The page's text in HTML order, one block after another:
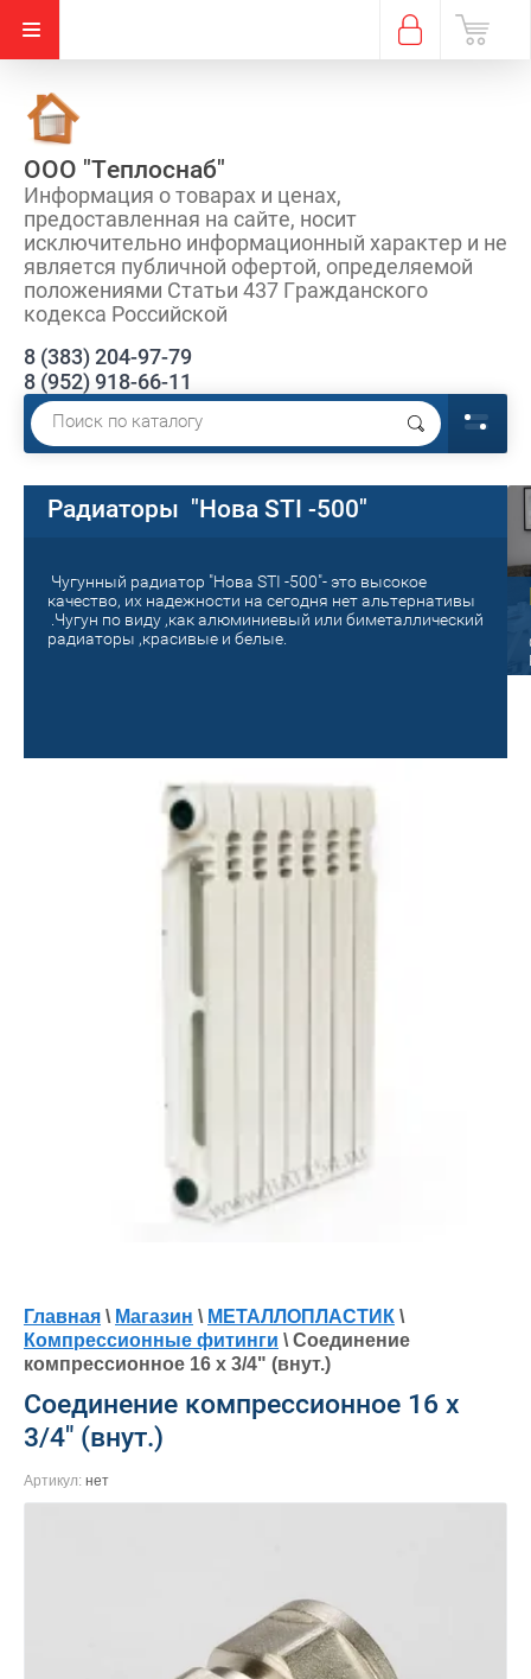
ООО "Теплоснаб"
Информация о товарах и ценах,
предоставленная на сайте, носит
исключительно информационный характер и не
является публичной офертой, определяемой
положениями Статьи 437 Гражданского
кодекса Российской
8 (383) 204-97-79
8 (952) 918-66-11
Радиаторы "Нова STI -500"
Чугунный радиатор "Нова STI -500"- это высокое
качество, их надежности на сегодня нет альтернативы
.Чугун по виду ,как алюминиевый или биметаллический
радиаторы ,красивые и белые.
Старый на новый!
Поменяй на новое отопление! Сделай
Главная \ Магазин \ МЕТАЛЛОПЛАСТИК \
Компрессионные фитинги \ Соединение
компрессионное 16 х 3/4" (внут.)
Соединение компрессионное 16 х
3/4" (внут.)
Артикул: нет